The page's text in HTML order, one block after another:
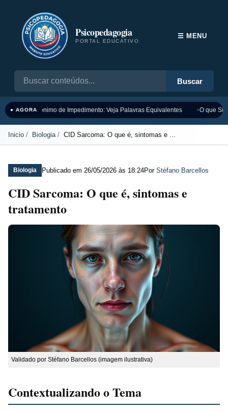
Psicopedagogia
PORTAL EDUCATIVO
Buscar
☰ MENU
● AGORASinônimo de Impedimento: Veja Palavras Equivalentes O que
Inicio Biologia CID Sarcoma: O que é, sintomas e ...
Biologia Publicado em 26/05/2026 às 18:24Por Stéfano Barcellos
CID Sarcoma: O que é, sintomas e
tratamento
Validado por Stéfano Barcellos (imagem ilustrativa)
Contextualizando o Tema